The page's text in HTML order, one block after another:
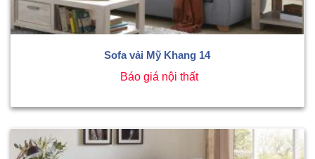
Sofa vải Mỹ Khang 14
Báo giá nội thất